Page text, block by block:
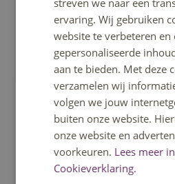
Verbinding met onderwijs
De basis van onze werkwijze is
onderzoeker, werkveld. Dat
op. Hier enkele titels van
waar onderwijs en onderzoek in
samenkwamen. In het
Simulation a Kart Setup hebben
toegevoegd aan ons
streven we naar een
ervaring. Wij gebruiken
website te verbeteren en
gepersonaliseerde
aan te bieden. Met deze
verzamelen wij
volgen we jouw
buiten onze website.
onze website en
voorkeuren. Lees meer
Cookieverklaring.